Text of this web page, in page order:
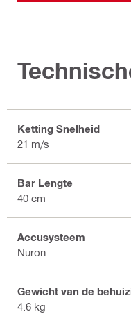
Ketting Snelheid
21 m/s
Bar Lengte
40 cm
Accusysteem
Nuron
Gewicht van de
4.6 kg